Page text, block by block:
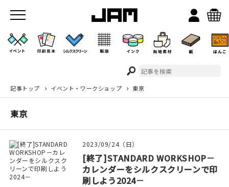
JAMのこと
お店/ワークスペース
記事トップ イベント・ワークショップ 東京
東京
2023/09/24（日）
[終了]STANDARD WORKSHOP－
カレンダーをシルクスクリーンで印
刷しよう2024－